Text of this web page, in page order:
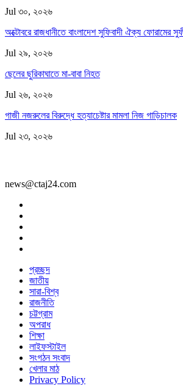
Jul ৩০, ২০২৬
অক্টোবরে রাজধানীতে বাংলাদেশ সুফিবাদী ঐক্য ফোরামের
Jul ২৯, ২০২৬
ছেলের ছুরিকাঘাতে মা-বাবা নিহত
Jul ২৬, ২০২৬
গাজী নজরুলের বিরুদ্ধে হত্যাচেষ্টার মামলা নিজ গাড়িচালক
Jul ২৩, ২০২৬
news@ctaj24.com
প্রচ্ছদ
জাতীয়
সারা-বিশ্ব
রাজনীতি
চট্টগ্রাম
অপরাধ
শিক্ষা
লাইফস্টাইল
সংগঠন সংবাদ
খেলার মাঠ
Privacy Policy